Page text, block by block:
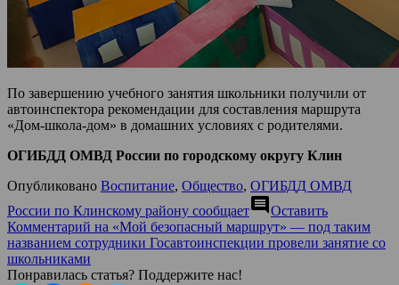
По завершению учебного занятия школьники получили от
автоинспектора рекомендации для составления маршрута
«Дом-школа-дом» в домашних условиях с родителями.
ОГИБДД ОМВД России по городскому округу Клин
Опубликовано Воспитание, Общество, ОГИБДД ОМВД
России по Клинскому району сообщаетcomment Оставить
Комментарий на «Мой безопасный маршрут» — под таким
названием сотрудники Госавтоинспекции провели занятие со
школьниками
Понравилась статья? Поддержите нас!